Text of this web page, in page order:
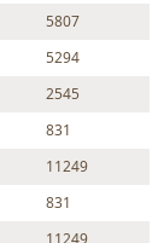
5807
5294
2545
831
11249
831
11249